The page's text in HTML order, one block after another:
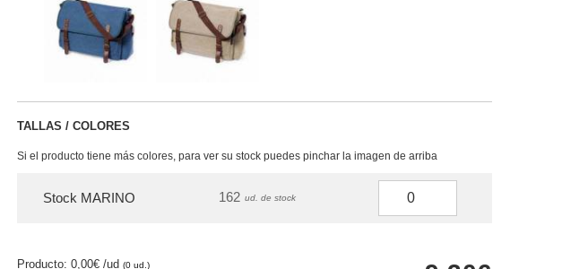
TALLAS / COLORES
Si el producto tiene más colores, para ver su stock puedes pinchar la imagen de arriba
Stock MARINO 162 ud. de stock
Producto: 0,00€ /ud (0 ud.)